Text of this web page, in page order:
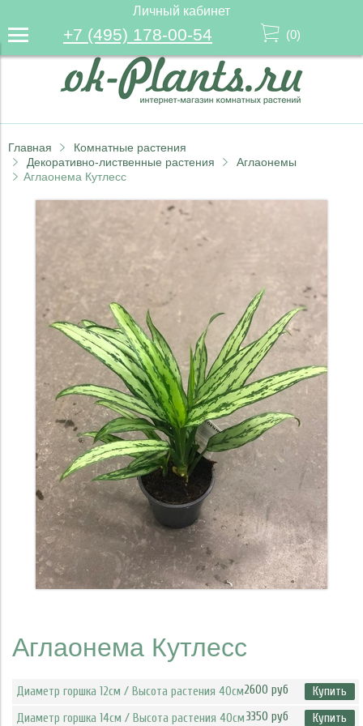
Личный кабинет
+7 (495) 178-00-54 (0)
Главная
Комнатные растения
Декоративно-лиственные растения
Аглаонемы
Аглаонема Кутлесс
Аглаонема Кутлесс
Диаметр горшка 12см / Высота растения 40см2600 руб
Купить
Диаметр горшка 14см / Высота растения 40см3350 руб Купить